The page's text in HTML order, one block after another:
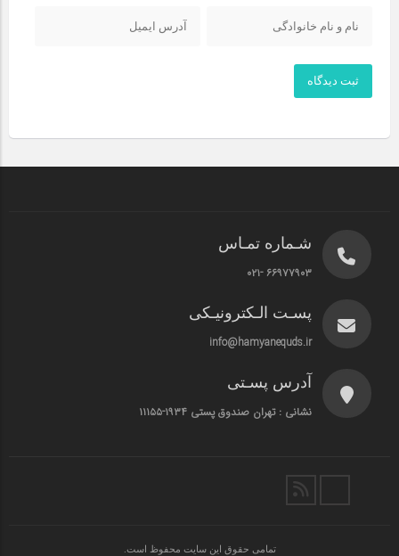
ثبت دیدگاه
شـماره تمـاس
۶۶۹۷۷۹۰۳ -۰۲۱
پسـت الـکترونیـکی
info@hamyanequds.ir
آدرس پسـتی
نشانی : تهران صندوق پستی ۱۹۳۴-۱۱۱۵۵
تمامی حقوق این سایت محفوظ است.